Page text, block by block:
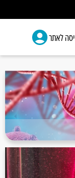
לאתר